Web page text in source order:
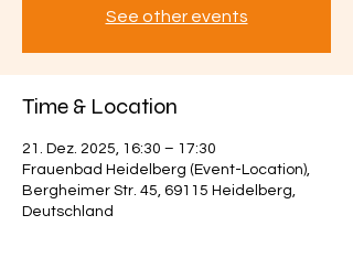
See other events
Time & Location
21. Dez. 2025, 16:30 – 17:30
Frauenbad Heidelberg (Event-Location),
Bergheimer Str. 45, 69115 Heidelberg,
Deutschland